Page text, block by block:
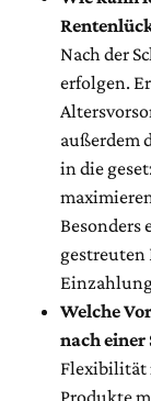
Nach der
erfolgen.
außerdem
in die
Besonders
Welche
nach einer
Flexibilität